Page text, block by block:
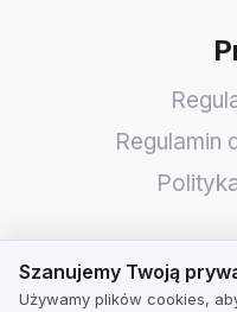
Regulamin
Szanujemy Twoją
Używamy plików cookies,